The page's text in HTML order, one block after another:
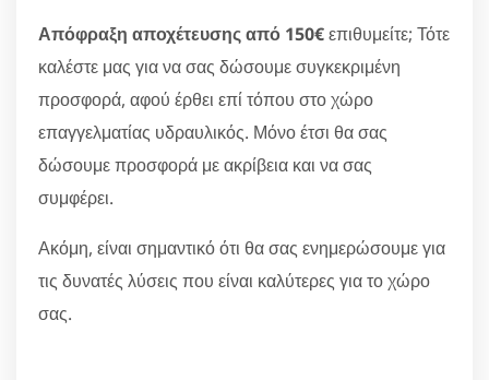
Απόφραξη αποχέτευσης από 150€επιθυμείτε; Τότε
καλέστε μας για να σας δώσουμε συγκεκριμένη
προσφορά, αφού έρθει επί τόπου στο χώρο
επαγγελματίας υδραυλικός. Μόνο έτσι θα σας
δώσουμε προσφορά με ακρίβεια και να σας
συμφέρει.
Ακόμη, είναι σημαντικό ότι θα σας ενημερώσουμε για
τις δυνατές λύσεις που είναι καλύτερες για το χώρο
σας.